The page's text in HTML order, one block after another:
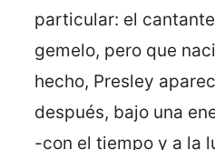
particular: el
gemelo, pero que
hecho, Presley
después, bajo una
-con el tiempo y a la